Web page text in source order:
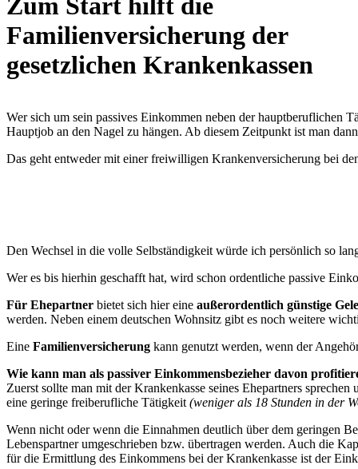
Familienversicherung der
gesetzlichen Krankenkassen
Wer sich um sein passives Einkommen neben der hauptberuflichen
Hauptjob an den Nagel zu hängen. Ab diesem Zeitpunkt ist man
Das geht entweder mit einer freiwilligen Krankenversicherung bei
Den Wechsel in die volle Selbständigkeit würde ich persönlich so
Wer es bis hierhin geschafft hat, wird schon ordentliche passive
Für Ehepartner bietet sich hier eine außerordentlich günstige
werden. Neben einem deutschen Wohnsitz gibt es noch weitere
Eine Familienversicherung kann genutzt werden, wenn der
Wie kann man als passiver Einkommensbezieher davon
Zuerst sollte man mit der Krankenkasse seines Ehepartners
eine geringe freiberufliche Tätigkeit (weniger als 18 Stunden in der
Wenn nicht oder wenn die Einnahmen deutlich über dem geringen
Lebenspartner umgeschrieben bzw. übertragen werden. Auch die
für die Ermittlung des Einkommens bei der Krankenkasse ist der